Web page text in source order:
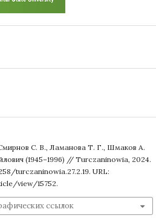
С. В., Ламанова Т. Г., Шмаков А.
(1945–1996) // Turczaninowia, 2024.
turczaninowia.27.2.19. URL:
view/15752.
ссылок